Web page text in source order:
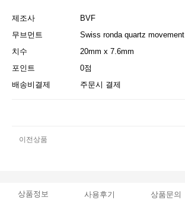
제조사
BVF
무브먼트
Swiss ronda quartz movement
치수
20mm x 7.6mm
포인트
0점
배송비결제
주문시 결제
이전상품
상품정보 사용후기 상품문의